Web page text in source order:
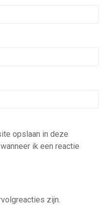
opslaan in deze
ik een reactie
zijn.